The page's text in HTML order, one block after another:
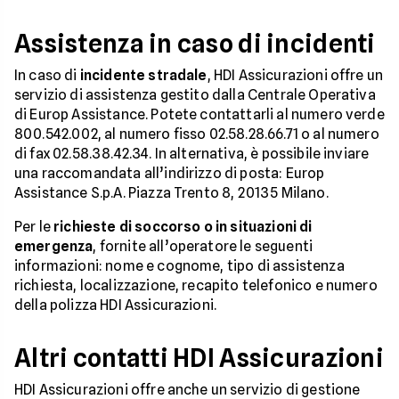
Assistenza in caso di incidenti
In caso di incidente stradale, HDI Assicurazioni offre un
servizio di assistenza gestito dalla Centrale Operativa
di Europ Assistance. Potete contattarli al numero verde
800.542.002, al numero fisso 02.58.28.66.71 o al numero
di fax 02.58.38.42.34. In alternativa, è possibile inviare
una raccomandata all’indirizzo di posta: Europ
Assistance S.p.A. Piazza Trento 8, 20135 Milano.
Per le richieste di soccorso o in situazioni di
emergenza, fornite all’operatore le seguenti
informazioni: nome e cognome, tipo di assistenza
richiesta, localizzazione, recapito telefonico e numero
della polizza HDI Assicurazioni.
Altri contatti HDI Assicurazioni
HDI Assicurazioni offre anche un servizio di gestione